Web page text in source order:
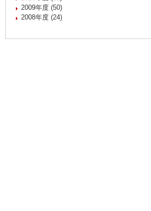
2009年度 (50)
2008年度 (24)